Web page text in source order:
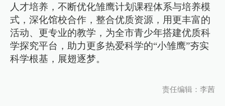
人才培养，不断优化雏鹰计划课程体系与培养模
式，深化馆校合作，整合优质资源，用更丰富的
活动、更专业的教学，为全市青少年搭建优质科
学探究平台，助力更多热爱科学的“小雏鹰”夯实
科学根基，展翅逐梦。
责任编辑：李茜